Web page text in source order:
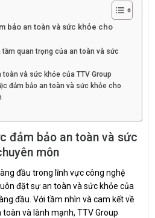
bảo an toàn và sức khỏe cho
tầm quan trọng của an toàn và sức
toàn và sức khỏe của TTV Group
đảm bảo an toàn và sức khỏe cho
đảm bảo an toàn và sức
môn
đầu trong lĩnh vực công nghệ
đặt sự an toàn và sức khỏe của
đầu. Với tầm nhìn và cam kết về
và lành mạnh, TTV Group